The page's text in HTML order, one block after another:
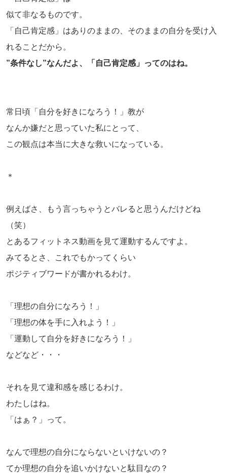
似て非なるものです。
「自己肯定感」はありのままの、そのままの自分を受け入
れることだから。
”条件なし”なんだよ、「自己肯定感」ってのはね。
常日頃「自分を好きになろう！」教が
なんか嫌だと思っていた私にとって、
この観点は本当に大きな救いになっている。
＊
例えばさ、もう言っちゃうとバレると思うんだけどね
（笑）
とあるフィットネス動画を見て運動するんですよ。
みてるとさ、これでもかってくらい
ポジティブワードが書かれるわけ。
「理想の自分になろう！」
「理想の体を手に入れよう！」
「運動して自分を好きになろう！」
などなど・・・
それを見て違和感を感じるわけ。
わたしはね。
「はぁ？」って。
なんで理想の自分にならないといけないの？
てか理想の自分を追いかけないと駄目なの？